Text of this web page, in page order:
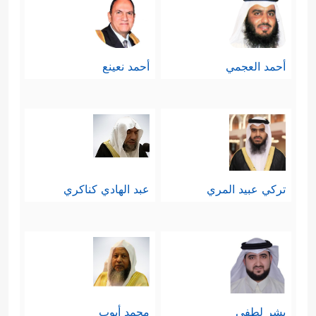
سرَّهم ونجواهم، ولكنهم هم لم يكونوا
مع الله، فهوَّنُوا الإثم، واستصغروا حقَّ
الرياء والرغبة بما في أيدي الناس.
ومن ثَمَّ وجب رفع الغطاء عنهم وكشف
مخططاتهم وارتباطاتهم ومحاولاتهم
عَلَیۡكَ وَرَحۡمَتُهُۥ لَهَمَّت طَّاۤىِٕفَةࣱ مِّنۡهُمۡ أَن یُضِلُّوكَ وَمَا
یُضِلُّونَ إِلَّاۤ أَنفُسَهُمۡۖ وَمَا یَضُرُّونَكَ مِن شَیۡءࣲۚ﴾
كان هذا في حقِّ المعصوم صلوات الله
أحمد العجمي أحمد نعينع
تركي عبيد المري عبد الهادي كناكري
بشر لطفي محمد أيوب